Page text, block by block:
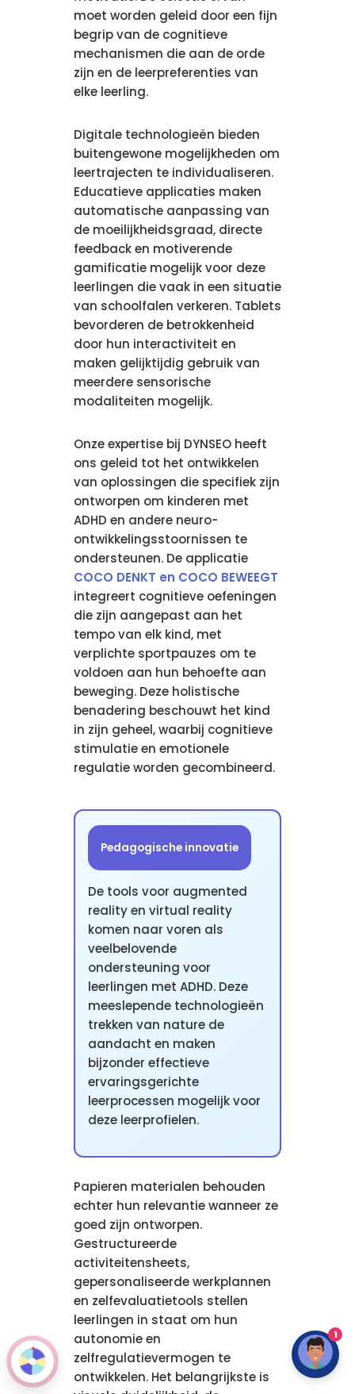
moet worden geleid door een fijn
begrip van de cognitieve
mechanismen die aan de orde
zijn en de leerpreferenties van
elke leerling.
Digitale technologieën bieden
buitengewone mogelijkheden om
leertrajecten te individualiseren.
Educatieve applicaties maken
automatische aanpassing van
de moeilijkheidsgraad, directe
feedback en motiverende
gamificatie mogelijk voor deze
leerlingen die vaak in een situatie
van schoolfalen verkeren. Tablets
bevorderen de betrokkenheid
door hun interactiviteit en
maken gelijktijdig gebruik van
meerdere sensorische
modaliteiten mogelijk.
Onze expertise bij DYNSEO heeft
ons geleid tot het ontwikkelen
van oplossingen die specifiek zijn
ontworpen om kinderen met
ADHD en andere neuro-
ontwikkelingsstoornissen te
ondersteunen. De applicatie
COCO DENKT en COCO BEWEEGT
integreert cognitieve oefeningen
die zijn aangepast aan het
tempo van elk kind, met
verplichte sportpauzes om te
voldoen aan hun behoefte aan
beweging. Deze holistische
benadering beschouwt het kind
in zijn geheel, waarbij cognitieve
stimulatie en emotionele
regulatie worden gecombineerd.
Pedagogische innovatie
De tools voor augmented
reality en virtual reality
komen naar voren als
veelbelovende
ondersteuning voor
leerlingen met ADHD. Deze
meeslepende technologieën
trekken van nature de
aandacht en maken
bijzonder effectieve
ervaringsgerichte
leerprocessen mogelijk voor
deze leerprofielen.
Papieren materialen behouden
echter hun relevantie wanneer ze
goed zijn ontworpen.
Gestructureerde
activiteitensheets,
gepersonaliseerde werkplannen
en zelfevaluatietools stellen
leerlingen in staat om hun
autonomie en
zelfregulatievermogen te
ontwikkelen. Het belangrijkste is
1